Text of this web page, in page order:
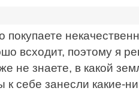
всходит, поэтому я
не знаете, в какой
себе занесли какие-